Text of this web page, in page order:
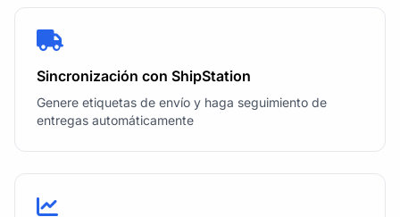
Sincronización con ShipStation
Genere etiquetas de envío y haga seguimiento de
entregas automáticamente